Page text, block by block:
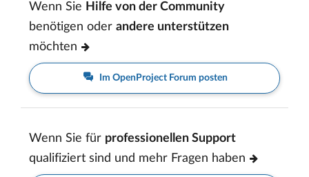
Wenn Sie Hilfe von der Community
benötigen oder andere unterstützen
möchten
Im OpenProject Forum posten
Wenn Sie für professionellen Support
qualifiziert sind und mehr Fragen haben